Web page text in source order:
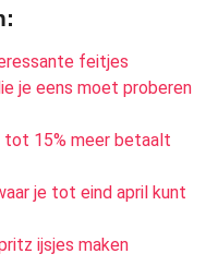
feitjes
je eens moet proberen
tot 15% meer betaalt
je tot eind april kunt
ijsjes maken